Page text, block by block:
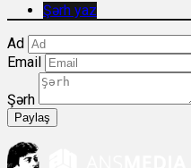
Şərh yaz
Ad
Email
Şərh
Paylaş